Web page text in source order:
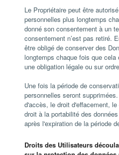
Le Propriétaire peut être
personnelles plus longtemps
donné son consentement à un
consentement n’est pas retiré.
être obligé de conserver des
longtemps chaque fois que
une obligation légale ou sur
Une fois la période de
personnelles seront
d'accès, le droit d'effacement,
droit à la portabilité des
après l'expiration de la période
Droits des Utilisateurs